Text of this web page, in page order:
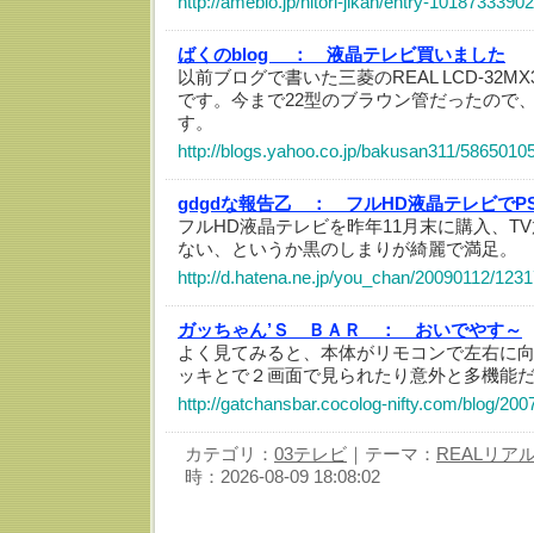
ばくのblog ：
液晶テレビ買いました
以前ブログで書いた三菱のREAL LCD-
です。今まで22型のブラウン管だったので
す。
http://blogs.yahoo.co.jp/bakusan311/
gdgdな報告乙 ：
フルHD液晶テレビで
フルHD液晶テレビを昨年11月末に購入、
ない、というか黒のしまりが綺麗で満足。
http://d.hatena.ne.jp/you_chan/20090112/
ガッちゃん’Ｓ ＢＡＲ ：
おいでやす～
よく見てみると、本体がリモコンで左右に
ッキとで２画面で見られたり意外と多機能
http://gatchansbar.cocolog-nifty.com/blog/
カテゴリ： 03テレビ ｜テーマ： REALリア
時：2026-08-09 18:08:02